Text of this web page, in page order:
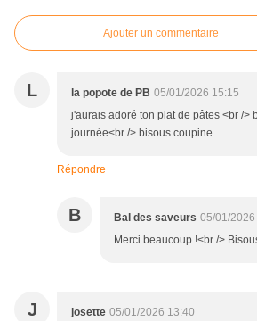
Ajouter un commentaire
L la popote de PB 05/01/2026 15:15
j'aurais adoré ton plat de pâtes <br />
journée<br /> bisous coupine
Répondre
B Bal des saveurs 05/01/2026
Merci beaucoup !<br />
J josette 05/01/2026 13:40